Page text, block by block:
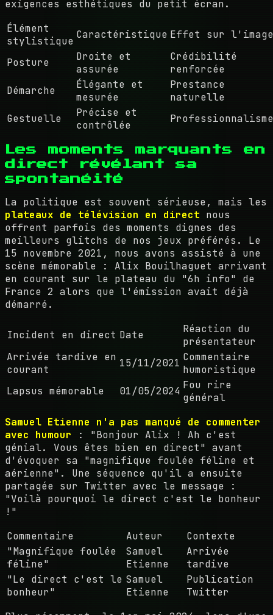
exigences esthétiques du petit écran.
Élément
stylistique
Caractéristique Effet sur l'image
Posture
Droite et
assurée
Crédibilité
renforcée
Démarche
Élégante et
mesurée
Prestance
naturelle
Gestuelle
Précise et
contrôlée
Professionnalisme
Les moments marquants en
direct révélant sa
spontanéité
La politique est souvent sérieuse, mais les
plateaux de télévision en direct nous
offrent parfois des moments dignes des
meilleurs glitchs de nos jeux préférés. Le
15 novembre 2021, nous avons assisté à une
scène mémorable : Alix Bouilhaguet arrivant
en courant sur le plateau du "6h info" de
France 2 alors que l'émission avait déjà
démarré.
Incident en direct Date
Réaction du
présentateur
Arrivée tardive en
courant
15/11/2021 Commentaire
humoristique
Lapsus mémorable
01/05/2024 Fou rire
général
Samuel Etienne n'a pas manqué de commenter
avec humour : "Bonjour Alix ! Ah c'est
génial. Vous êtes bien en direct" avant
d'évoquer sa "magnifique foulée féline et
aérienne". Une séquence qu'il a ensuite
partagée sur Twitter avec le message :
"Voilà pourquoi le direct c'est le bonheur
!"
Commentaire
Auteur
Contexte
"Magnifique foulée
féline"
Samuel
Etienne
Arrivée
tardive
"Le direct c'est le
bonheur"
Samuel
Etienne
Publication
Twitter